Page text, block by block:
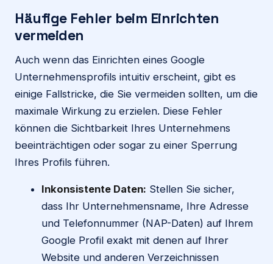
Häufige Fehler beim Einrichten
vermeiden
Auch wenn das Einrichten eines Google
Unternehmensprofils intuitiv erscheint, gibt es
einige Fallstricke, die Sie vermeiden sollten, um die
maximale Wirkung zu erzielen. Diese Fehler
können die Sichtbarkeit Ihres Unternehmens
beeinträchtigen oder sogar zu einer Sperrung
Ihres Profils führen.
Inkonsistente Daten: Stellen Sie sicher,
dass Ihr Unternehmensname, Ihre Adresse
und Telefonnummer (NAP-Daten) auf Ihrem
Google Profil exakt mit denen auf Ihrer
Website und anderen Verzeichnissen